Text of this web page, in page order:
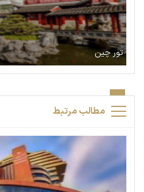
تور چین
مطالب مرتبط